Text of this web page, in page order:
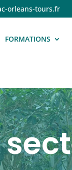
orleans-tours.fr
FORMATIONS